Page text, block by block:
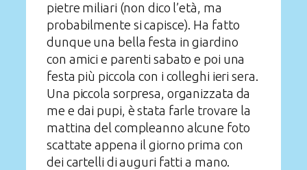
pietre miliari (non dico l’età, ma
probabilmente si capisce). Ha fatto
dunque una bella festa in giardino
con amici e parenti sabato e poi una
festa più piccola con i colleghi ieri sera.
Una piccola sorpresa, organizzata da
me e dai pupi, è stata farle trovare la
mattina del compleanno alcune foto
scattate appena il giorno prima con
dei cartelli di auguri fatti a mano.